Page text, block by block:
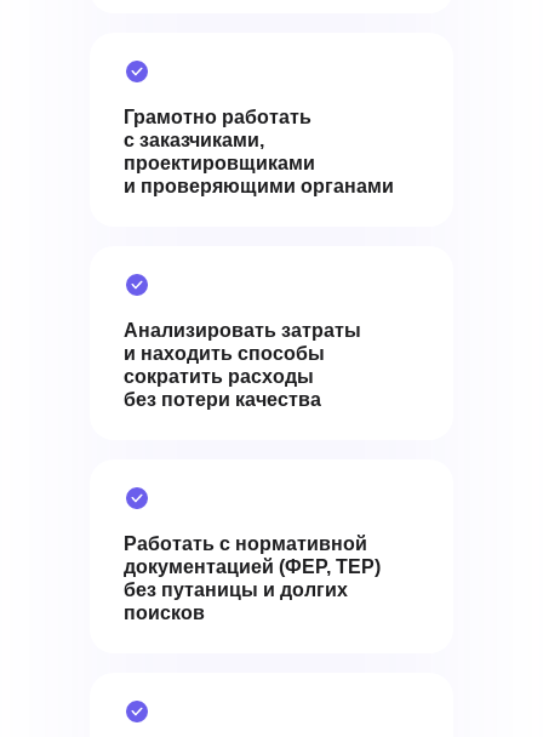
Работать с нормативной
документацией (ФЕР, ТЕР)
без путаницы и долгих
поисков
Анализировать затраты
и находить способы
сократить расходы
без потери качества
Грамотно работать
с заказчиками,
проектировщиками
и проверяющими органами